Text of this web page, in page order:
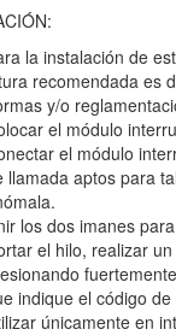
la instalación de
recomendada es
y/o
el módulo
el módulo
llamada aptos para
los dos imanes
el hilo, realizar
indique el código
únicamente en